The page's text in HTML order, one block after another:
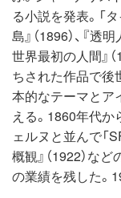
る小説を発表。「タ
島』（1896）、『透
世界最初の人間』
ちされた作品で後
本的なテーマとア
える。1860年代
ェルヌと並んで「
概観』（1922）な
の業績を残した。